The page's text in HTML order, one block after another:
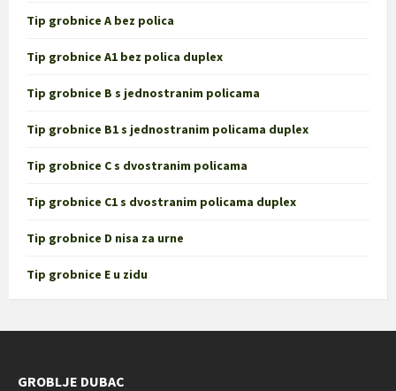
Tip grobnice A bez polica
Tip grobnice A1 bez polica duplex
Tip grobnice B s jednostranim policama
Tip grobnice B1 s jednostranim policama duplex
Tip grobnice C s dvostranim policama
Tip grobnice C1 s dvostranim policama duplex
Tip grobnice D nisa za urne
Tip grobnice E u zidu
GROBLJE DUBAC